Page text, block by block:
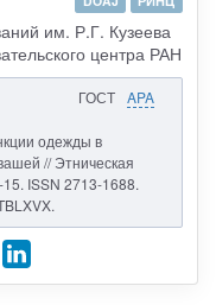
им. Р.Г. Кузеева
центра РАН
ГОСТ APA
одежды в
// Этническая
ISSN 2713-1688.